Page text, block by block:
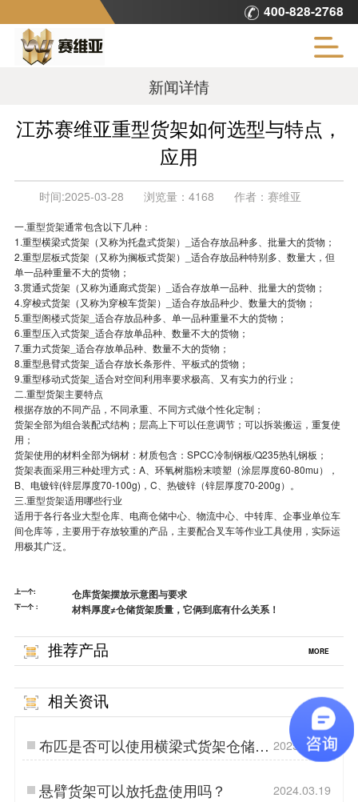
400-828-2768
新闻详情
江苏赛维亚重型货架如何选型与特点，
应用
时间:2025-03-28 浏览量： 4168 作者： 赛维亚
一.重型货架通常包含以下几种：
1.重型横梁式货架（又称为托盘式货架）_适合存放品种多、批量大的货物；
2.重型层板式货架（又称为搁板式货架）_适合存放品种特别多、数量大，但
单一品种重量不大的货物；
3.贯通式货架（又称为通廊式货架）_适合存放单一品种、批量大的货物；
4.穿梭式货架（又称为穿梭车货架）_适合存放品种少、数量大的货物；
5.重型阁楼式货架_适合存放品种多、单一品种重量不大的货物；
6.重型压入式货架_适合存放单品种、数量不大的货物；
7.重力式货架_适合存放单品种、数量不大的货物；
8.重型悬臂式货架_适合存放长条形件、平板式的货物；
9.重型移动式货架_适合对空间利用率要求极高、又有实力的行业；
二.重型货架主要特点
根据存放的不同产品，不同承重、不同方式做个性化定制；
货架全部为组合装配式结构；层高上下可以任意调节；可以拆装搬运，重复使
用；
货架使用的材料全部为钢材：材质包含：SPCC冷制钢板/Q235热轧钢板；
货架表面采用三种处理方式：A、环氧树脂粉末喷塑（涂层厚度60-80mu），
B、电镀锌(锌层厚度70-100g)，C、热镀锌（锌层厚度70-200g）。
三.重型货架适用哪些行业
适用于各行各业大型仓库、电商仓储中心、物流中心、中转库、企事业单位车
间仓库等，主要用于存放较重的产品，主要配合叉车等作业工具使用，实际运
用极其广泛。
上一个: 仓库货架摆放示意图与要求
下一个： 材料厚度≠仓储货架质量，它俩到底有什么关系！
推荐产品 MORE
相关资讯 MORE
布匹是否可以使用横梁式货架仓储货
架存储?
2025.08.29
悬臂货架可以放托盘使用吗？ 2024.03.19